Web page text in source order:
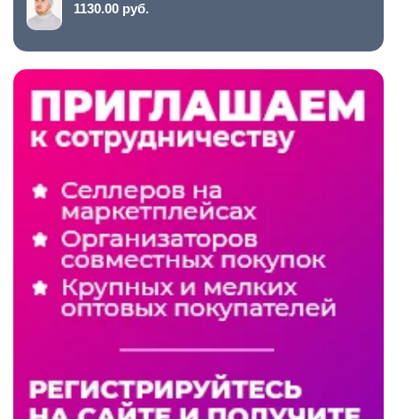
1130.00 руб.